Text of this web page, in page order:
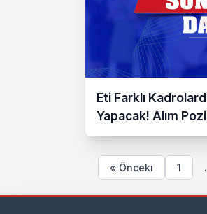
Eti Farklı
Yapacak! Alım
« Önceki 1